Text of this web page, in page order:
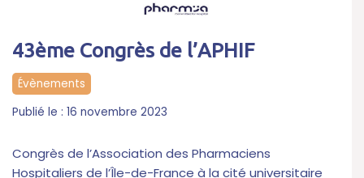
43ème Congrès de l’APHIF
Évènements
16 novembre 2023
Congrès de l’Association des Pharmaciens
Hospitaliers de l’Île-de-France à la cité universitaire